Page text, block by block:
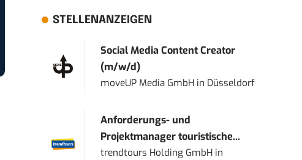
STELLENANZEIGEN
Social Media Content Creator
(m/w/d)
moveUP Media GmbH in Düsseldorf
Anforderungs- und
Projektmanager touristische...
trendtours Holding GmbH in